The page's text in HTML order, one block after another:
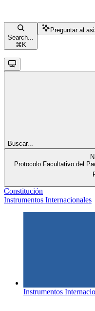
Search...
⌘ K
Preguntar al
Buscar...
Protocolo Facultativo del
Constitución
Instrumentos Internacionales
Instrumentos